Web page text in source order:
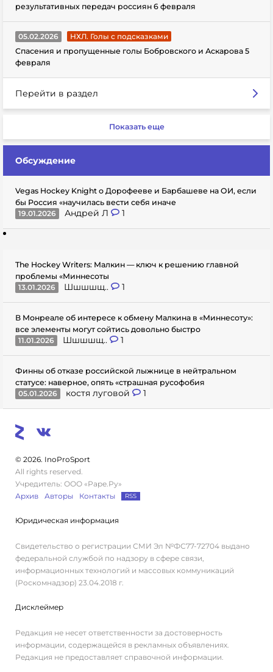
результативных передач россиян 6 февраля
05.02.2026
НХЛ. Голы с подсказками
Спасения и пропущенные голы Бобровского и Аскарова 5
февраля
Перейти в раздел
Показать еще
Обсуждение
Vegas Hockey Knight о Дорофееве и Барбашеве на ОИ, если
бы Россия «научилась вести себя иначе
19.01.2026
Андрей Л 1
The Hockey Writers: Малкин — ключ к решению главной
проблемы «Миннесоты
13.01.2026
Шшшшщ.. 1
В Монреале об интересе к обмену Малкина в «Миннесоту»:
все элементы могут сойтись довольно быстро
11.01.2026
Шшшшщ.. 1
Финны об отказе российской лыжнице в нейтральном
статусе: наверное, опять «страшная русофобия
05.01.2026
костя луговой 1
© 2026. InoProSport
All rights reserved.
Учредитель: ООО «Раре.Ру»
Архив
Авторы Контакты RSS
Юридическая информация
Свидетельство о регистрации СМИ Эл №ФС77-72704 выдано
федеральной службой по надзору в сфере связи,
информационных технологий и массовых коммуникаций
(Роскомнадзор) 23.04.2018 г.
Дисклеймер
Редакция не несет ответственности за достоверность
информации, содержащейся в рекламных объявлениях.
Редакция не предоставляет справочной информации.